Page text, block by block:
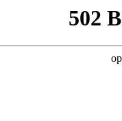
502